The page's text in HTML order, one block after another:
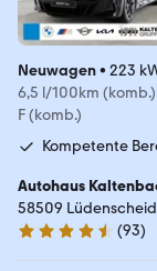
Neuwagen• 223
6,5 l/100km (komb.)
F (komb.)
Kompetente
Autohaus Kaltenbach GmbH Co.
Vertragshändler
58509 Lüdenscheid
4.6 Sterne
(93)